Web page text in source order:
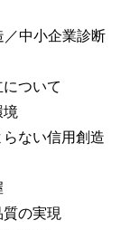
中小企業診断
ついて
境
ない信用創造
の実現